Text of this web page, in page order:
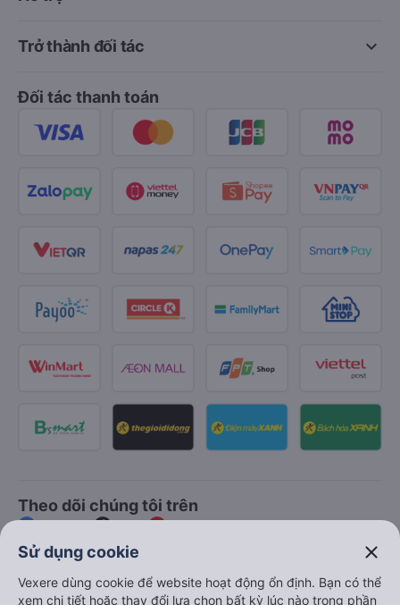
keyboard_arrow_down
Trở thành đối tác
Đối tác thanh toán
Theo dõi chúng tôi trên
Facebook Tiktok Youtube
Công ty TNHH Thương Mại Dịch Vụ Vexere
Sử dụng cookie close
Vexere dùng cookie để website hoạt động ổn định. Bạn có thể
xem chi tiết hoặc thay đổi lựa chọn bất kỳ lúc nào trong phần